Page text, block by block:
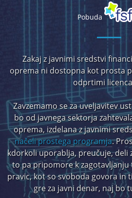
Pobuda
Zakaj z javnimi sredstvi
oprema ni dostopna kot prosta
odprtimi
Zavzemamo se za uveljavitev
bo od javnega sektorja
oprema, izdelana z javnimi
načeli prostega programja.
kdorkoli uporablja, preučuje, deli
to pa pripomore k
pravic, kot so svoboda govora in
gre za javni denar, naj bo